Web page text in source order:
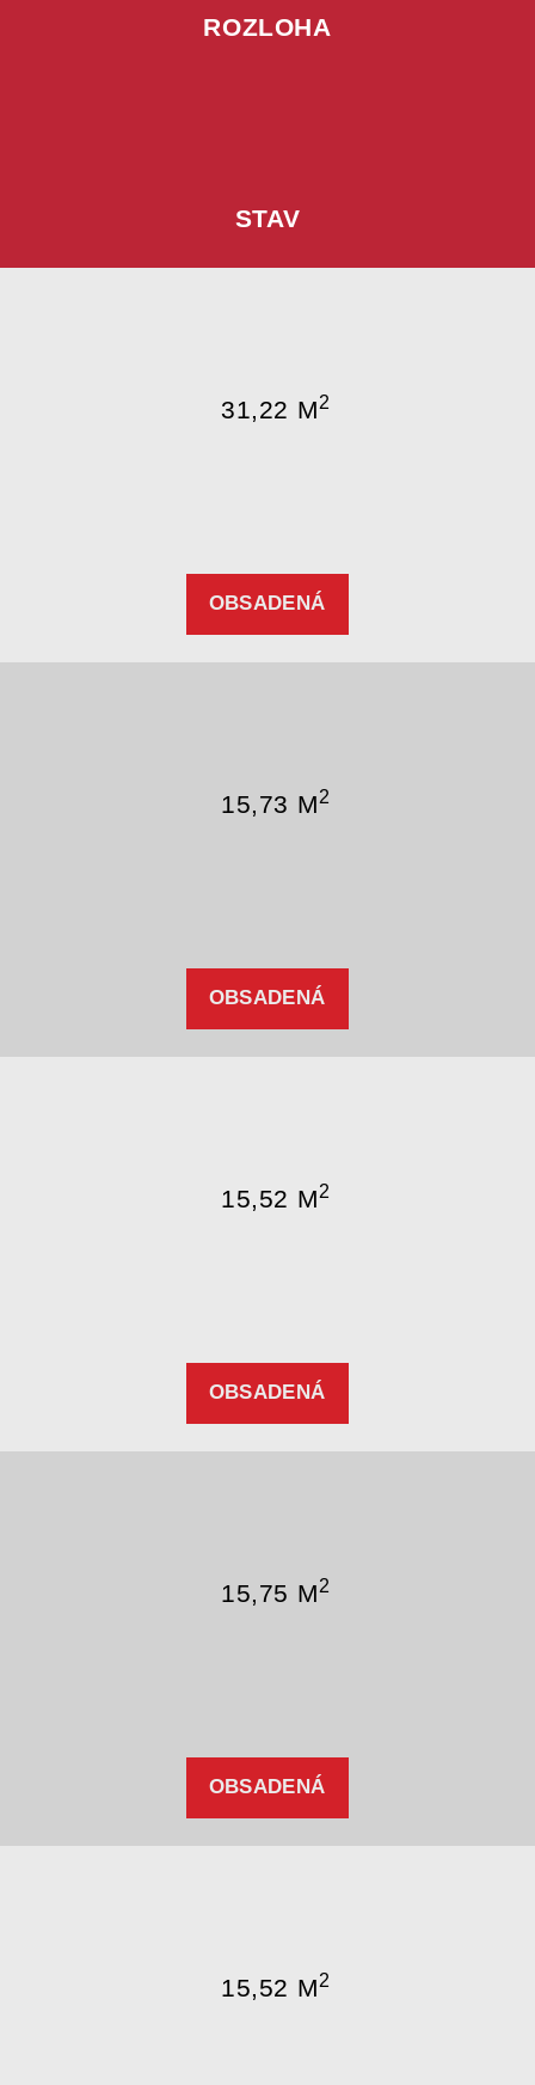
ROZLOHA
STAV
31,22 M2
OBSADENÁ
15,73 M2
OBSADENÁ
15,52 M2
OBSADENÁ
15,75 M2
OBSADENÁ
15,52 M2